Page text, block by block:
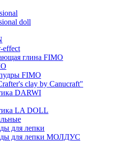
doll
effect
глина FIMO
FIMO
clay by Canucraft"
DARWI
LA DOLL
для лепки
для лепки МОЛДУС